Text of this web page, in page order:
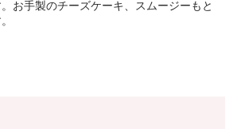
お手製のチーズケーキ、スムージーもと